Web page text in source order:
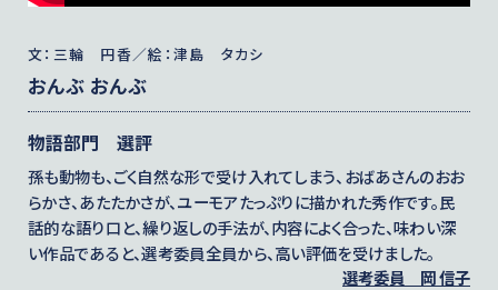
文：三輪 円香／絵：津島 タカシ
おんぶ おんぶ
物語部門 選評
孫も動物も、ごく自然な形で受け入れてしまう、おばあさんのおお
らかさ、あたたかさが、ユーモアたっぷりに描かれた秀作です。民
話的な語り口と、繰り返しの手法が、内容によく合った、味わい深
い作品であると、選考委員全員から、高い評価を受けました。
選考委員 岡 信子